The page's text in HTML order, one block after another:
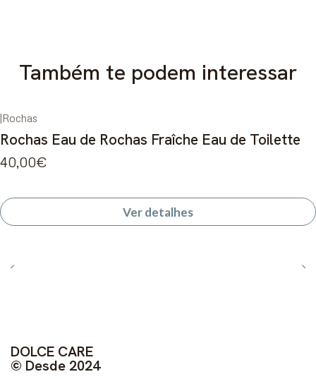
Também te podem interessar
|Rochas
Rochas Eau de Rochas Fraîche Eau de Toilette
40,00€
Ver detalhes
DOLCE CARE
© Desde 2024